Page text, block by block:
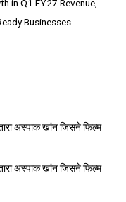
in Q1 FY27 Revenue,
Businesses
अस्पाक खांन जिसने फिल्म
अस्पाक खांन जिसने फिल्म